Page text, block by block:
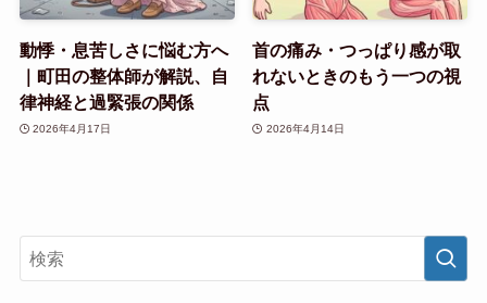
動悸・息苦しさに悩む方へ
｜町田の整体師が解説、自
律神経と過緊張の関係
2026年4月17日
首の痛み・つっぱり感が取
れないときのもう一つの視
点
2026年4月14日